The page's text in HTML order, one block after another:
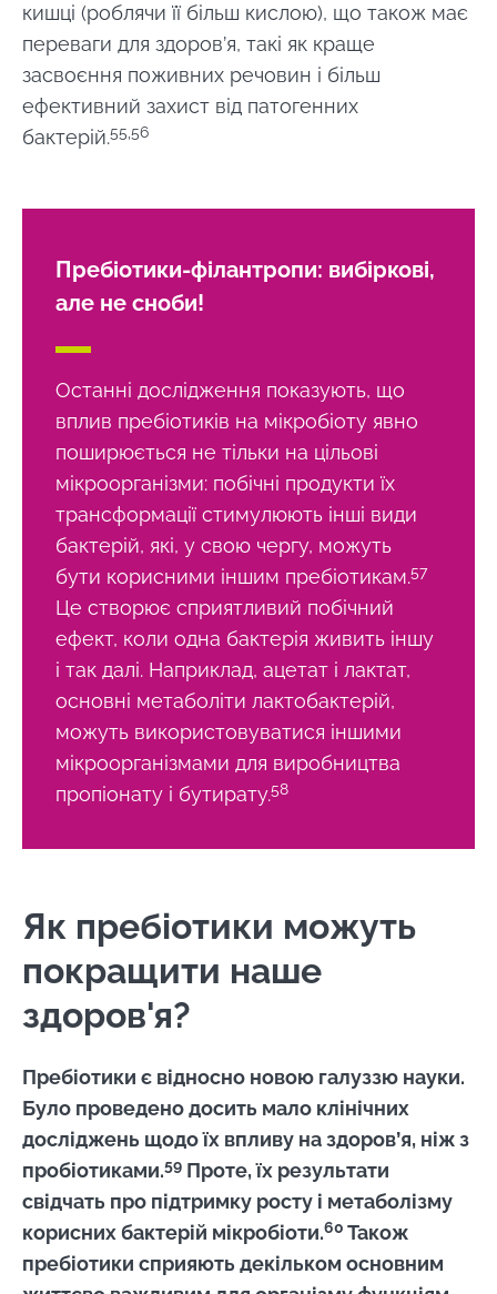
кишці (роблячи її більш кислою), що також має
переваги для здоров’я, такі як краще
засвоєння поживних речовин і більш
ефективний захист від патогенних
бактерій.55,56
Пребіотики-філантропи: вибіркові,
але не сноби!
Останні дослідження показують, що
вплив пребіотиків на мікробіоту явно
поширюється не тільки на цільові
мікроорганізми: побічні продукти їх
трансформації стимулюють інші види
бактерій, які, у свою чергу, можуть
бути корисними іншим пребіотикам.57
Це створює сприятливий побічний
ефект, коли одна бактерія живить іншу
і так далі. Наприклад, ацетат і лактат,
основні метаболіти лактобактерій,
можуть використовуватися іншими
мікроорганізмами для виробництва
пропіонату і бутирату.58
Як пребіотики можуть
покращити наше
здоров'я?
Пребіотики є відносно новою галуззю науки.
Було проведено досить мало клінічних
досліджень щодо їх впливу на здоров’я, ніж з
пробіотиками.59 Проте, їх результати
свідчать про підтримку росту і метаболізму
корисних бактерій мікробіоти.60 Також
пребіотики сприяють декільком основним